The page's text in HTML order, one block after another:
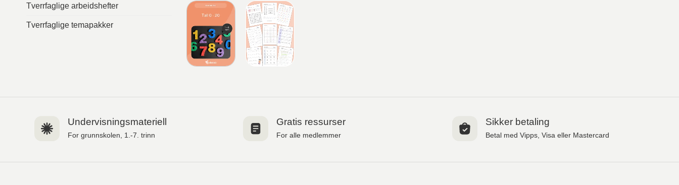
Tverrfaglige arbeidshefter
Tverrfaglige temapakker
Undervisningsmateriell
For grunnskolen, 1.-7. trinn
Gratis ressurser
For alle medlemmer
Sikker betaling
Betal med Vipps, Visa eller Mastercard